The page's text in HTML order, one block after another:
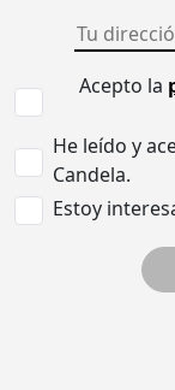
Acepto la
He leído y
Candela.
Estoy